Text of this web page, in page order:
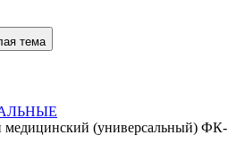
тема
медицинский (универсальный) ФК-